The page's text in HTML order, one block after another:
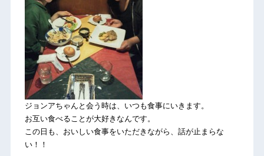
ジョンアちゃんと会う時は、いつも食事にいきます。
お互い食べることが大好きなんです。
この日も、おいしい食事をいただきながら、話が止まらな
い！！